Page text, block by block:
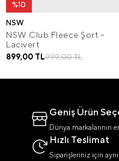
%10
NSW
NSW Club Fleece Şort –
Lacivert
999,00 TL
899,00 TL
Geniş Ürün
Dünya markalarının
Hızlı Teslimat
Siparişleriniz için